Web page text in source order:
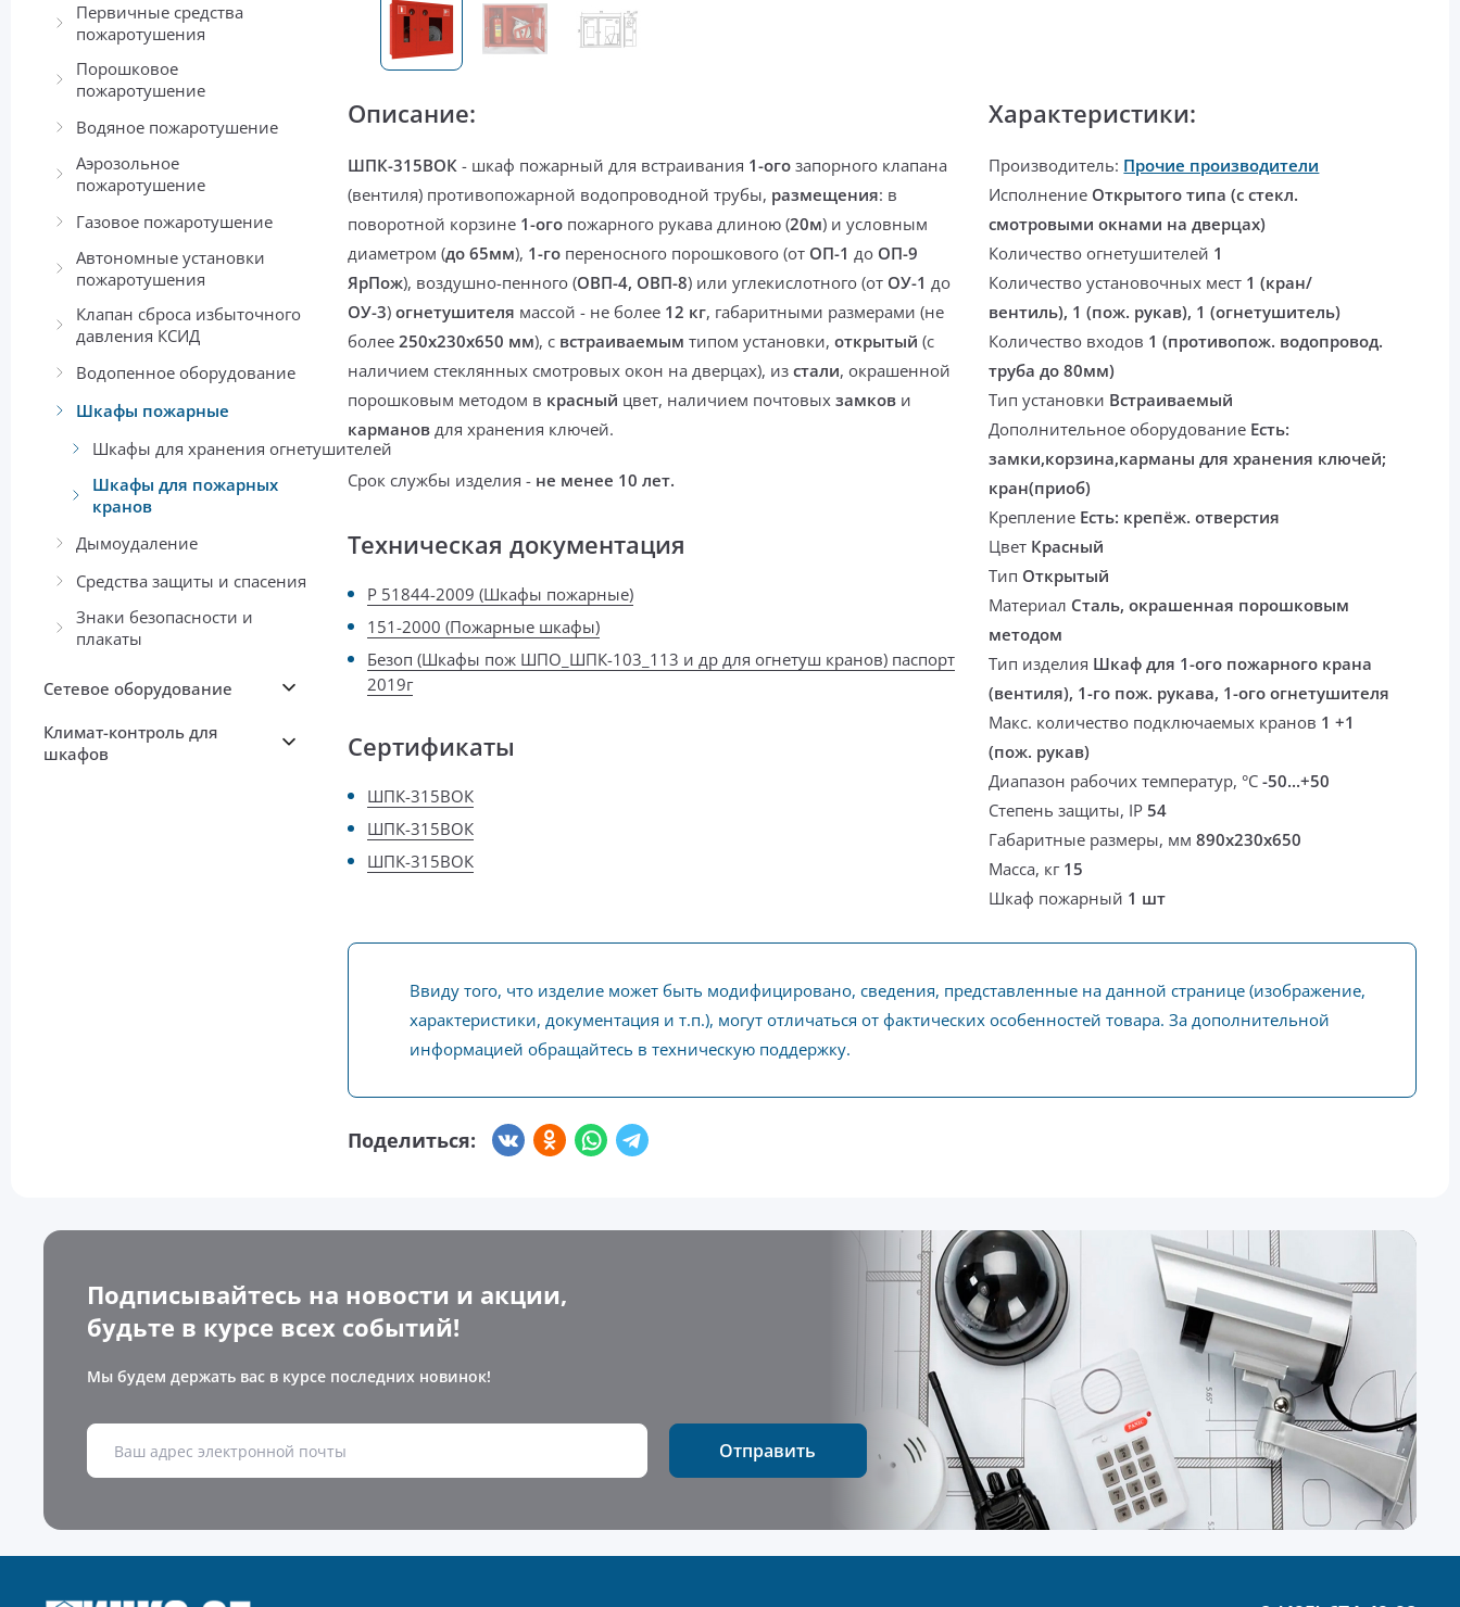
Характеристики:
Производитель: Прочие производители
Исполнение Открытого типа (с стекл.
смотровыми окнами на дверцах)
Количество огнетушителей 1
Количество установочных мест 1 (кран/
вентиль), 1 (пож. рукав), 1 (огнетушитель)
Количество входов 1 (противопож. водопровод.
труба до 80мм)
Тип установки Встраиваемый
Дополнительное оборудование Есть:
замки,корзина,карманы для хранения ключей;
кран(приоб)
Крепление Есть: крепёж. отверстия
Цвет Красный
Тип Открытый
Материал Сталь, окрашенная порошковым
методом
Тип изделия Шкаф для 1-ого пожарного крана
(вентиля), 1-го пож. рукава, 1-ого огнетушителя
Макс. количество подключаемых кранов 1 +1
(пож. рукав)
Диапазон рабочих температур, °С-50...+50
Степень защиты, IP54
Габаритные размеры, мм890х230х650
Масса, кг 15
Шкаф пожарный 1 шт
Описание:
ШПК-315ВОК - шкаф пожарный для встраивания 1-ого запорного клапана
(вентиля) противопожарной водопроводной трубы, размещения: в
поворотной корзине 1-ого пожарного рукава длиною (20м) и условным
диаметром (до 65мм), 1-го переносного порошкового (от ОП-1 до ОП-9
ЯрПож), воздушно-пенного (ОВП-4, ОВП-8) или углекислотного (от ОУ-1 до
ОУ-3) огнетушителя массой - не более 12 кг, габаритными размерами (не
более 250х230х650 мм), с встраиваемым типом установки, открытый (с
наличием стеклянных смотровых окон на дверцах), из стали, окрашенной
порошковым методом в красный цвет, наличием почтовых замков и
карманов для хранения ключей.
Срок службы изделия - не менее 10 лет.
Техническая документация
Р 51844-2009 (Шкафы пожарные)
151-2000 (Пожарные шкафы)
Безоп (Шкафы пож ШПО_ШПК-103_113 и др для огнетуш кранов) паспорт
2019г
Сертификаты
ШПК-315ВОК
ШПК-315ВОК
ШПК-315ВОК
Ввиду того, что изделие может быть модифицировано, сведения, представленные на данной странице (изображение,
характеристики, документация и т.п.), могут отличаться от фактических особенностей товара. За дополнительной
информацией обращайтесь в техническую поддержку.
Поделиться:
Первичные средства
пожаротушения
Порошковое
пожаротушение
Водяное пожаротушение
Аэрозольное
пожаротушение
Газовое пожаротушение
Автономные установки
пожаротушения
Клапан сброса избыточного
давления КСИД
Водопенное оборудование
Шкафы пожарные
Шкафы для хранения огнетушителей
Шкафы для пожарных
кранов
Дымоудаление
Средства защиты и спасения
Знаки безопасности и
плакаты
Сетевое оборудование
Климат-контроль для
шкафов
Подписывайтесь на новости и акции,
будьте в курсе всех событий!
Мы будем держать вас в курсе последних новинок!
Отправить